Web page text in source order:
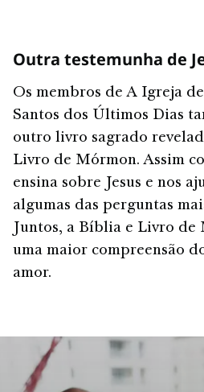
Outra testemunha de
Os membros de A Igreja
Santos dos Últimos Dias
outro livro sagrado
Livro de Mórmon. Assim
ensina sobre Jesus e nos
algumas das perguntas
Juntos, a Bíblia e Livro de
uma maior compreensão
amor.